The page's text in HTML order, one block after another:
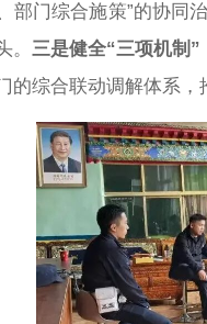
部门综合施策”的协同
。 三是健全“三项机制
的综合联动调解体系